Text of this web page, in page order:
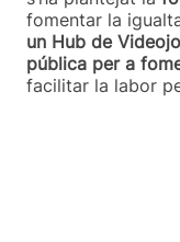
fomentar la
un Hub de
pública per a
facilitar la labor